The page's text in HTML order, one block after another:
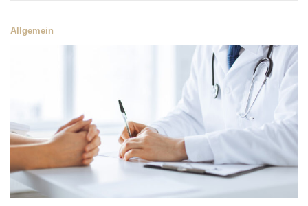
Allgemein